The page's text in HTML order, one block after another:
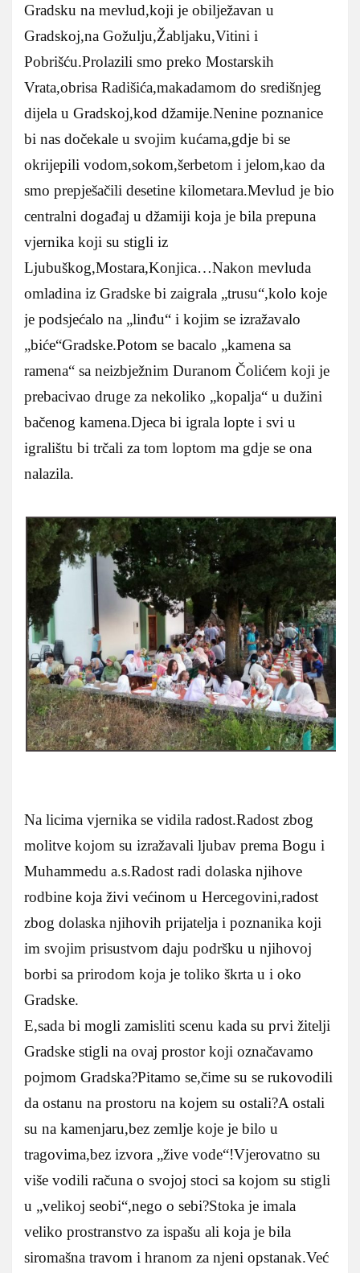
Gradsku na mevlud,koji je obilježavan u
Gradskoj,na Gožulju,Žabljaku,Vitini i
Pobrišću.Prolazili smo preko Mostarskih
Vrata,obrisa Radišića,makadamom do središnjeg
dijela u Gradskoj,kod džamije.Nenine poznanice
bi nas dočekale u svojim kućama,gdje bi se
okrijepili vodom,sokom,šerbetom i jelom,kao da
smo prepješačili desetine kilometara.Mevlud je bio
centralni događaj u džamiji koja je bila prepuna
vjernika koji su stigli iz
Ljubuškog,Mostara,Konjica…Nakon mevluda
omladina iz Gradske bi zaigrala „trusu“,kolo koje
je podsjećalo na „linđu“ i kojim se izražavalo
„biće“Gradske.Potom se bacalo „kamena sa
ramena“ sa neizbježnim Duranom Čolićem koji je
prebacivao druge za nekoliko „kopalja“ u dužini
bačenog kamena.Djeca bi igrala lopte i svi u
igralištu bi trčali za tom loptom ma gdje se ona
nalazila.
Na licima vjernika se vidila radost.Radost zbog
molitve kojom su izražavali ljubav prema Bogu i
Muhammedu a.s.Radost radi dolaska njihove
rodbine koja živi većinom u Hercegovini,radost
zbog dolaska njihovih prijatelja i poznanika koji
im svojim prisustvom daju podršku u njihovoj
borbi sa prirodom koja je toliko škrta u i oko
Gradske.
E,sada bi mogli zamisliti scenu kada su prvi žitelji
Gradske stigli na ovaj prostor koji označavamo
pojmom Gradska?Pitamo se,čime su se rukovodili
da ostanu na prostoru na kojem su ostali?A ostali
su na kamenjaru,bez zemlje koje je bilo u
tragovima,bez izvora „žive vode“!Vjerovatno su
više vodili računa o svojoj stoci sa kojom su stigli
u „velikoj seobi“,nego o sebi?Stoka je imala
veliko prostranstvo za ispašu ali koja je bila
siromašna travom i hranom za njeni opstanak.Već